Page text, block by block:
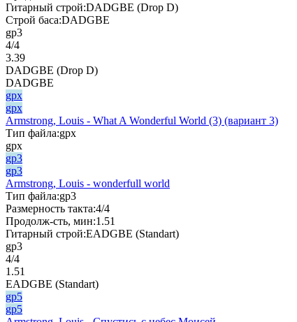
Гитарный строй:DADGBE (Drop D)
Строй баса:DADGBE
gp3
4/4
3.39
DADGBE (Drop D)
DADGBE
gpx
gpx
Armstrong, Louis - What A Wonderful World (3) (вариант 3)
Тип файла:gpx
gpx
gp3
gp3
Armstrong, Louis - wonderfull world
Тип файла:gp3
Размерность такта:4/4
Продолж-сть, мин:1.51
Гитарный строй:EADGBE (Standart)
gp3
4/4
1.51
EADGBE (Standart)
gp5
gp5